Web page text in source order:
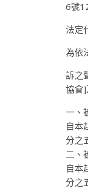
6號
法定
為依
訴之
協會
一、
自本
分之
二、
自本
分之